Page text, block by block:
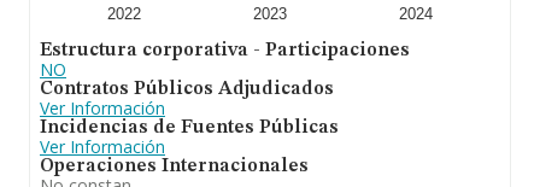
Para concluir, Agrícola Bercial de Hornachos S.A
ranking de sectores, la empresa ha ganado posiciones.
Se ha posicionado mejor en el ranking nacional (de
todas las empresas presentes en el territorio) frente al
2023.
2022 2023 2024
Estructura corporativa - Participaciones
NO
Contratos Públicos Adjudicados
Ver Información
Incidencias de Fuentes Públicas
Ver Información
Operaciones Internacionales